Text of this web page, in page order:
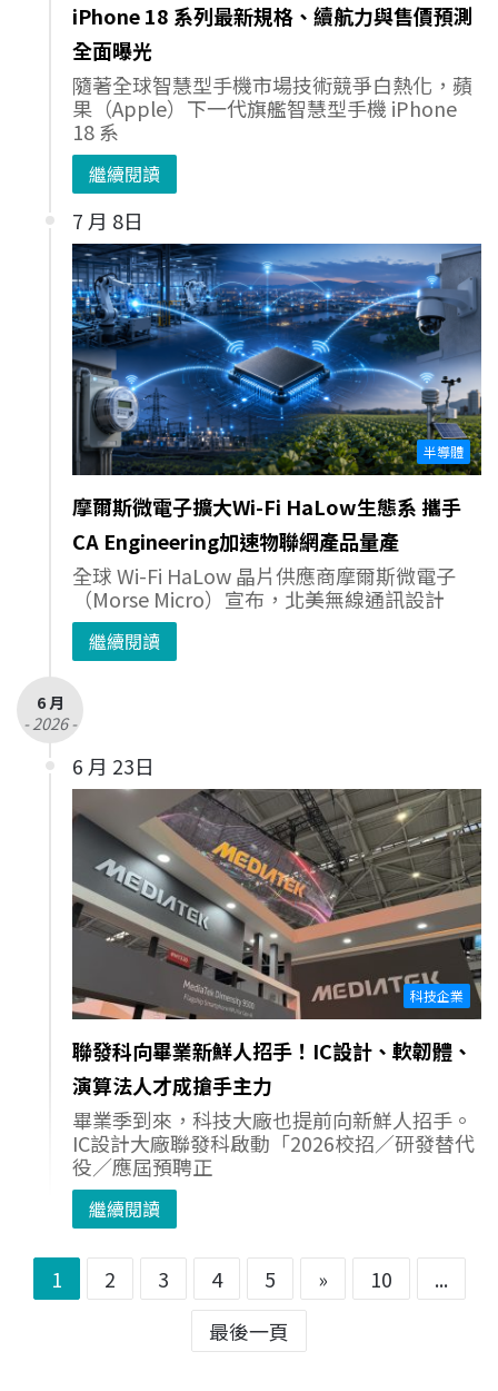
iPhone 18 系列最新規格、續航力與售價預測
全面曝光
隨著全球智慧型手機市場技術競爭白熱化，蘋
果（Apple）下一代旗艦智慧型手機 iPhone
18 系
繼續閱讀
7 月 8日
半導體
摩爾斯微電子擴大Wi-Fi HaLow生態系 攜手
CA Engineering加速物聯網產品量產
全球 Wi-Fi HaLow 晶片供應商摩爾斯微電子
（Morse Micro）宣布，北美無線通訊設計
繼續閱讀
6 月
- 2026 -
6 月 23日
科技企業
聯發科向畢業新鮮人招手！IC設計、軟韌體、
演算法人才成搶手主力
畢業季到來，科技大廠也提前向新鮮人招手。
IC設計大廠聯發科啟動「2026校招／研發替代
役／應屆預聘正
繼續閱讀
1 2 3 4 5 » 10
...
最後一頁